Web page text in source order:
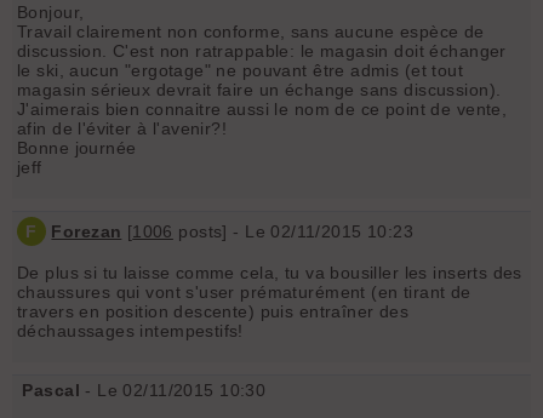
Bonjour,
Travail clairement non conforme, sans aucune espèce de
discussion. C'est non ratrappable: le magasin doit échanger
le ski, aucun "ergotage" ne pouvant être admis (et tout
magasin sérieux devrait faire un échange sans discussion).
J'aimerais bien connaitre aussi le nom de ce point de vente,
afin de l'éviter à l'avenir?!
Bonne journée
jeff
F Forezan [1006 posts] - Le 02/11/2015 10:23
De plus si tu laisse comme cela, tu va bousiller les inserts des
chaussures qui vont s'user prématurément (en tirant de
travers en position descente) puis entraîner des
déchaussages intempestifs!
Pascal - Le 02/11/2015 10:30